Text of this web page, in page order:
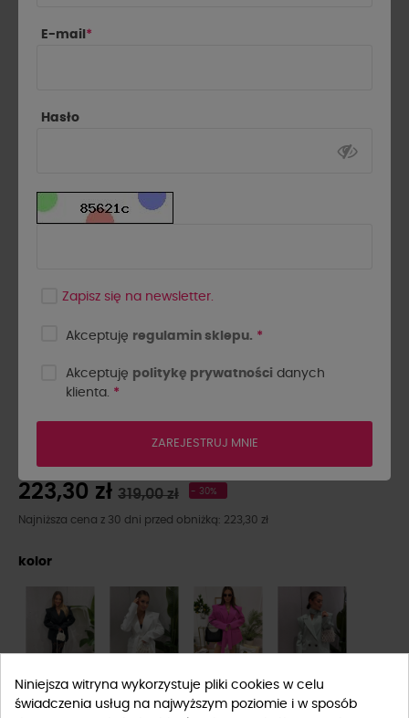
MILLA RÓŻOWA
223,30 zł 319,00 zł - 30%
Najniższa cena z 30 dni przed obniżką: 223,30 zł
kolor
E-mail *
Hasło
Zapisz się na newsletter.
Akceptuję regulamin sklepu. *
Akceptuję politykę prywatności danych
klienta. *
ZAREJESTRUJ MNIE
Niniejsza witryna wykorzystuje pliki cookies w celu
świadczenia usług na najwyższym poziomie i w sposób